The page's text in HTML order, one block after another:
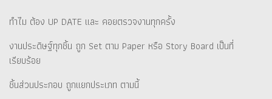
ทำไม ต้อง UP DATE และ คอยตรวจงานทุกครั้ง
งานประดิษฐ์ทุกชิ้น ถูก Set ตาม Paper หรือ Story Board เป็นที่
เรียบร้อย
ชิ้นส่วนประกอบ ถูกแยกประเภท ตามนี้